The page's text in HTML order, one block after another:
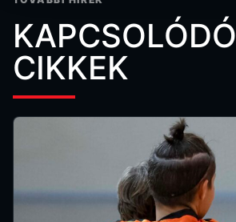
KAPCSOLÓDÓ
CIKKEK